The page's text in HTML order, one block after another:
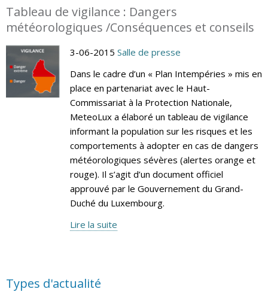
Tableau de vigilance : Dangers
météorologiques /Conséquences et conseils
3-06-2015 Salle de presse
Dans le cadre d’un « Plan Intempéries » mis en
place en partenariat avec le Haut-
Commissariat à la Protection Nationale,
MeteoLux a élaboré un tableau de vigilance
informant la population sur les risques et les
comportements à adopter en cas de dangers
météorologiques sévères (alertes orange et
rouge). Il s’agit d’un document officiel
approuvé par le Gouvernement du Grand-
Duché du Luxembourg.
Lire la suite
Types d'actualité